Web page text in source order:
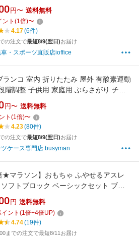
由組合 アスレチック ブロック クッショ
玩具 大型 室内 遊具 滑り台 すべりだい
ペース 子供 こども
円〜 送料無料
ント (1倍)〜
4.17(6件)
の注文で最短8/9(翌日)お届け
車・スポーツ直販店ioffice
ランコ 室内 折りたたみ 屋外 有酸素運動
階調整 子供用 家庭用 ぶらさがり チン
バスケットゴール付き 吊り輪付き キッ
の日ギフト おもちゃ 鉄棒練習 誕生日 プ
【18ケ月品質保証】
円〜 送料無料
ト (1倍)〜
4.23(80件)
の注文で最短8/9(翌日)お届け
ツケース専門店 busyman
★マラソン】おもちゃ ふやせるアスレ
フトブロック ベーシックセット ブロ
フトブロック クッション 布製 玩具 大型
型 室内遊具 室内 キッズスペース キッズ
子供 こども 幼児 保育園 保育用品
円 送料無料
イント (1倍+4倍UP)
4.74(19件)
までの注文で最短8/11お届け